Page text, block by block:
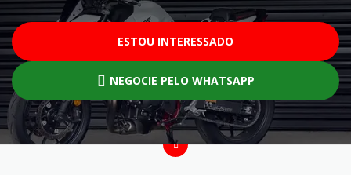
ESTOU INTERESSADO
NEGOCIE PELO WHATSAPP